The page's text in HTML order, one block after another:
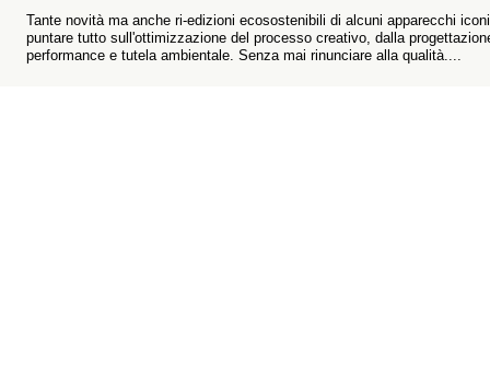
Tante novità ma anche ri-edizioni ecosostenibili di alcuni apparecchi
puntare tutto sull'ottimizzazione del processo creativo, dalla
performance e tutela ambientale. Senza mai rinunciare alla qualità....